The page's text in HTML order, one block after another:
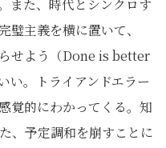
また、時代とシンクロす
璧主義を横に置いて、
せよう（Done is better
。トライアンドエラー
覚的にわかってくる。知
、予定調和を崩すことに